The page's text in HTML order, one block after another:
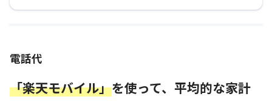
電話代
「楽天モバイル」を使って、平均的な家計